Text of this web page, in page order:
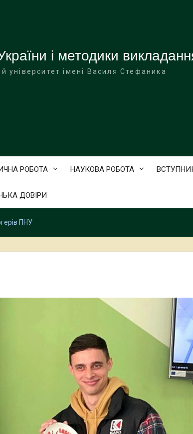
і методики
університет імені Василя Стефаника
РОБОТА НАУКОВА РОБОТА
ДОВІРИ
ПНУ